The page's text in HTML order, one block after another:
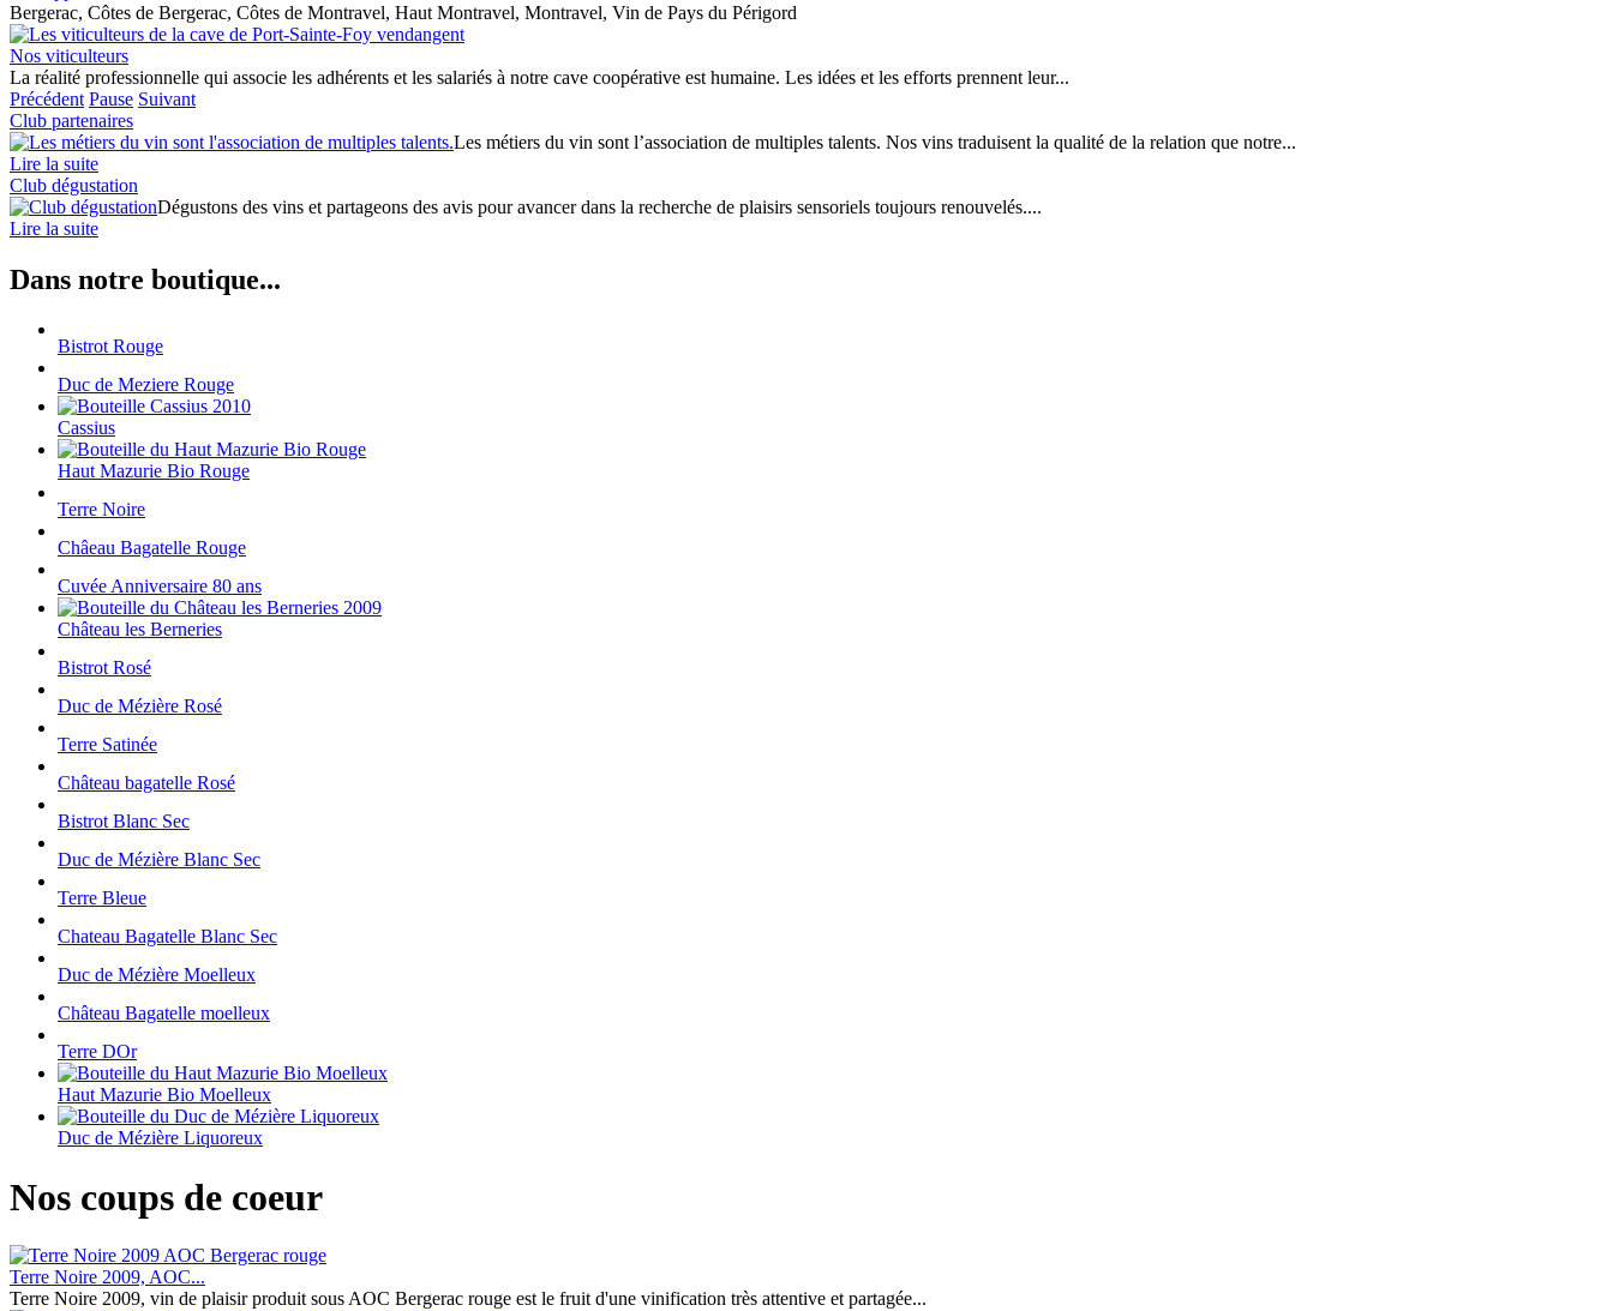
Bergerac, Côtes de Bergerac, Côtes de Montravel, Haut Montravel, Montravel, Vin de Pays du Périgord
Nos viticulteurs
La réalité professionnelle qui associe les adhérents et les salariés à notre cave coopérative est humaine. Les idées et les efforts prennent leur...
Précédent Pause Suivant
Club partenaires
Les métiers du vin sont l’association de multiples talents. Nos vins traduisent la qualité de la relation que notre...
Lire la suite
Club dégustation
Dégustons des vins et partageons des avis pour avancer dans la recherche de plaisirs sensoriels toujours renouvelés....
Lire la suite
Dans notre boutique...
Bistrot Rouge
Duc de Meziere Rouge
Cassius
Haut Mazurie Bio Rouge
Terre Noire
Châeau Bagatelle Rouge
Cuvée Anniversaire 80 ans
Château les Berneries
Bistrot Rosé
Duc de Mézière Rosé
Terre Satinée
Château bagatelle Rosé
Bistrot Blanc Sec
Duc de Mézière Blanc Sec
Terre Bleue
Chateau Bagatelle Blanc Sec
Duc de Mézière Moelleux
Château Bagatelle moelleux
Terre DOr
Haut Mazurie Bio Moelleux
Duc de Mézière Liquoreux
Nos coups de coeur
Terre Noire 2009, AOC...
Terre Noire 2009, vin de plaisir produit sous AOC Bergerac rouge est le fruit d'une vinification très attentive et partagée...